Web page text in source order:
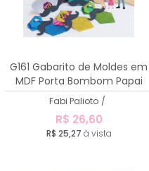
G161 Gabarito de Moldes em
MDF Porta Bombom Papai
Fabi Palioto /
R$ 26,60
R$ 25,27 à vista